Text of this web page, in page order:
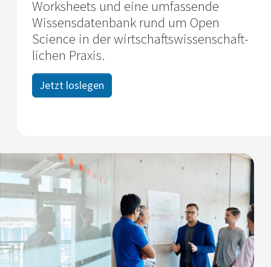
Worksheets und eine umfassende
Wissens­datenbank rund um Open
Science in der wirtschafts­wissenschaft­
lichen Praxis.
Jetzt loslegen